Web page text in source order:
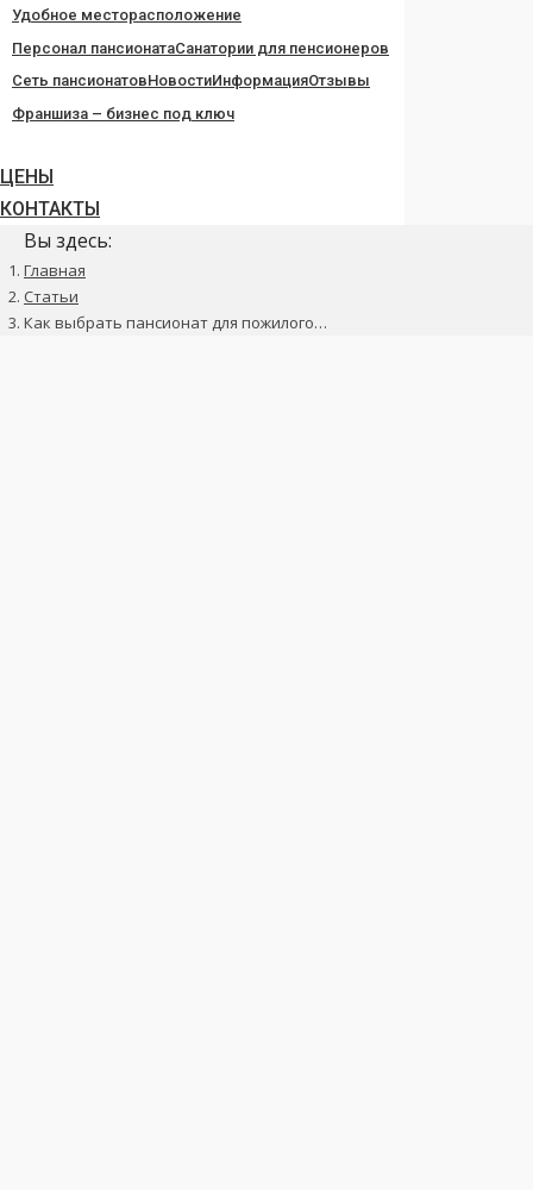
Удобное месторасположение
Персонал пансионатаСанатории для пенсионеров
Сеть пансионатовНовостиИнформацияОтзывы
Франшиза – бизнес под ключ
ЦЕНЫ
КОНТАКТЫ
Вы здесь:
Главная
Статьи
Как выбрать пансионат для пожилого…